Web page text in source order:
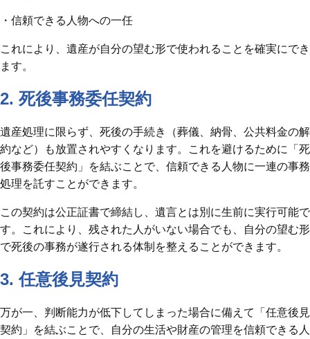
・信頼できる人物への一任
これにより、遺産が自分の望む形で使われることを確実にでき
ます。
2. 死後事務委任契約
遺産処理に限らず、死後の手続き（葬儀、納骨、公共料金の解
約など）も放置されやすくなります。これを避けるために「死
後事務委任契約」を結ぶことで、信頼できる人物に一連の事務
処理を託すことができます。
この契約は公正証書で締結し、遺言とは別に生前に実行可能で
す。これにより、残された人がいない場合でも、自分の望む形
で死後の事務が遂行される体制を整えることができます。
3. 任意後見契約
万が一、判断能力が低下してしまった場合に備えて「任意後見
契約」を結ぶことで、自分の生活や財産の管理を信頼できる人